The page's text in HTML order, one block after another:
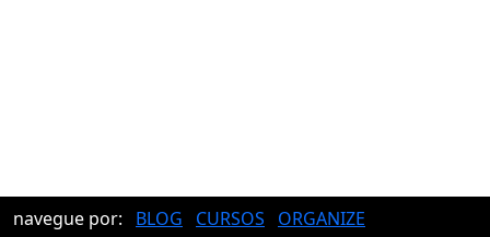
navegue por: BLOG CURSOS ORGANIZE